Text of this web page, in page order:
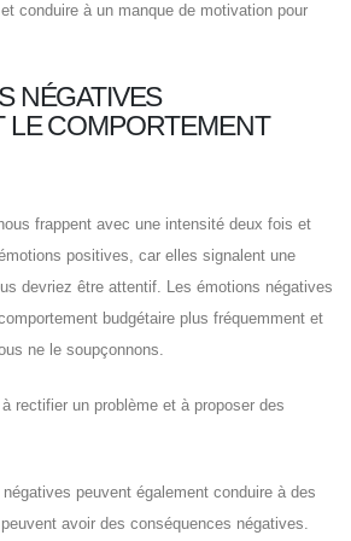
conduire à un manque de motivation pour
NÉGATIVES
LE COMPORTEMENT
frappent avec une intensité deux fois et
positives, car elles signalent une
devriez être attentif. Les émotions négatives
budgétaire plus fréquemment et
ne le soupçonnons.
rectifier un problème et à proposer des
peuvent également conduire à des
avoir des conséquences négatives.